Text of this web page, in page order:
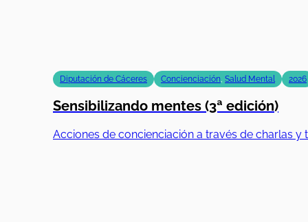
Diputación de Cáceres Concienciación, Salud Mental 2026
Sensibilizando mentes (3ª edición)
Acciones de concienciación a través de charlas